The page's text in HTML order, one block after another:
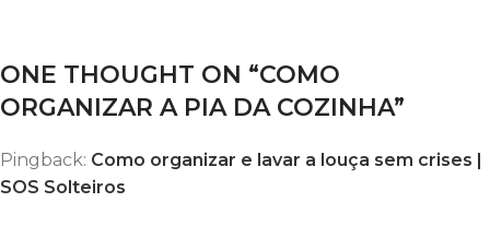
ONE THOUGHT ON “COMO
ORGANIZAR A PIA DA COZINHA”
Pingback: Como organizar e lavar a louça sem crises |
SOS Solteiros